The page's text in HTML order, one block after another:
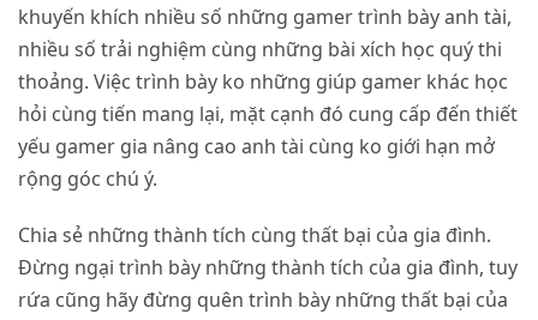
khuyến khích nhiều số những gamer trình bày anh tài,
nhiều số trải nghiệm cùng những bài xích học quý thi
thoảng. Việc trình bày ko những giúp gamer khác học
hỏi cùng tiến mang lại, mặt cạnh đó cung cấp đến thiết
yếu gamer gia nâng cao anh tài cùng ko giới hạn mở
rộng góc chú ý.
Chia sẻ những thành tích cùng thất bại của gia đình.
Đừng ngại trình bày những thành tích của gia đình, tuy
rứa cũng hãy đừng quên trình bày những thất bại của